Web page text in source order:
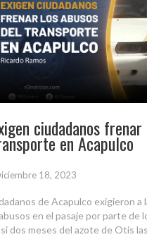
ciudadanos
en Acapulco
18, 2023
de Acapulco exigieron
en el pasaje por parte de
dos meses del azote de Otis